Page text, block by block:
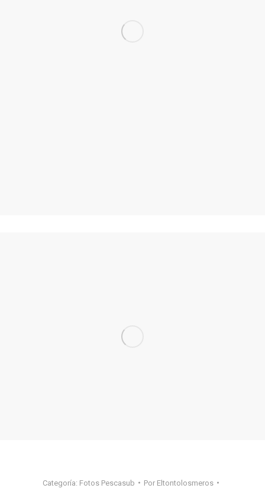
Categoría: Fotos Pescasub Por Eltontolosmeros